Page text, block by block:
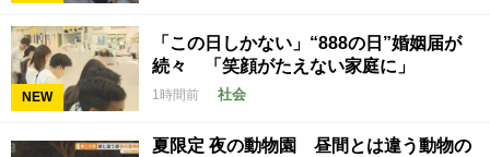
NEW
「この日しかない」“888の日”婚姻届が
続々 「笑顔がたえない家庭に」
1時間前 社会
夏限定 夜の動物園 昼間とは違う動物の